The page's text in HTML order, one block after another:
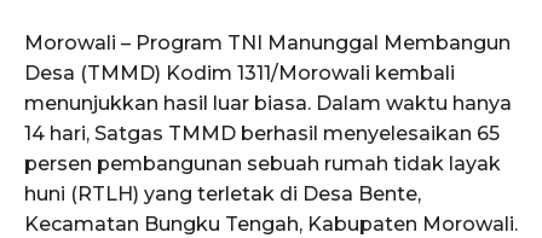
Morowali – Program TNI Manunggal Membangun
Desa (TMMD) Kodim 1311/Morowali kembali
menunjukkan hasil luar biasa. Dalam waktu hanya
14 hari, Satgas TMMD berhasil menyelesaikan 65
persen pembangunan sebuah rumah tidak layak
huni (RTLH) yang terletak di Desa Bente,
Kecamatan Bungku Tengah, Kabupaten Morowali.